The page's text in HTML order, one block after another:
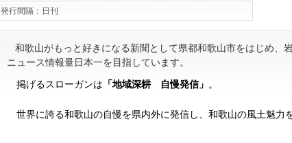
発行間隔： 日刊
和歌山がもっと好きになる新聞として県都和歌山市をはじめ、
ニュース情報量日本一を目指しています。
掲げるスローガンは 「地域深耕 自慢発信」 。
世界に誇る和歌山の自慢を県内外に発信し、和歌山の風土魅力